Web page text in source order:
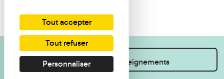
Je souhaite des renseignements
Tout accepter
Tout refuser
Personnaliser